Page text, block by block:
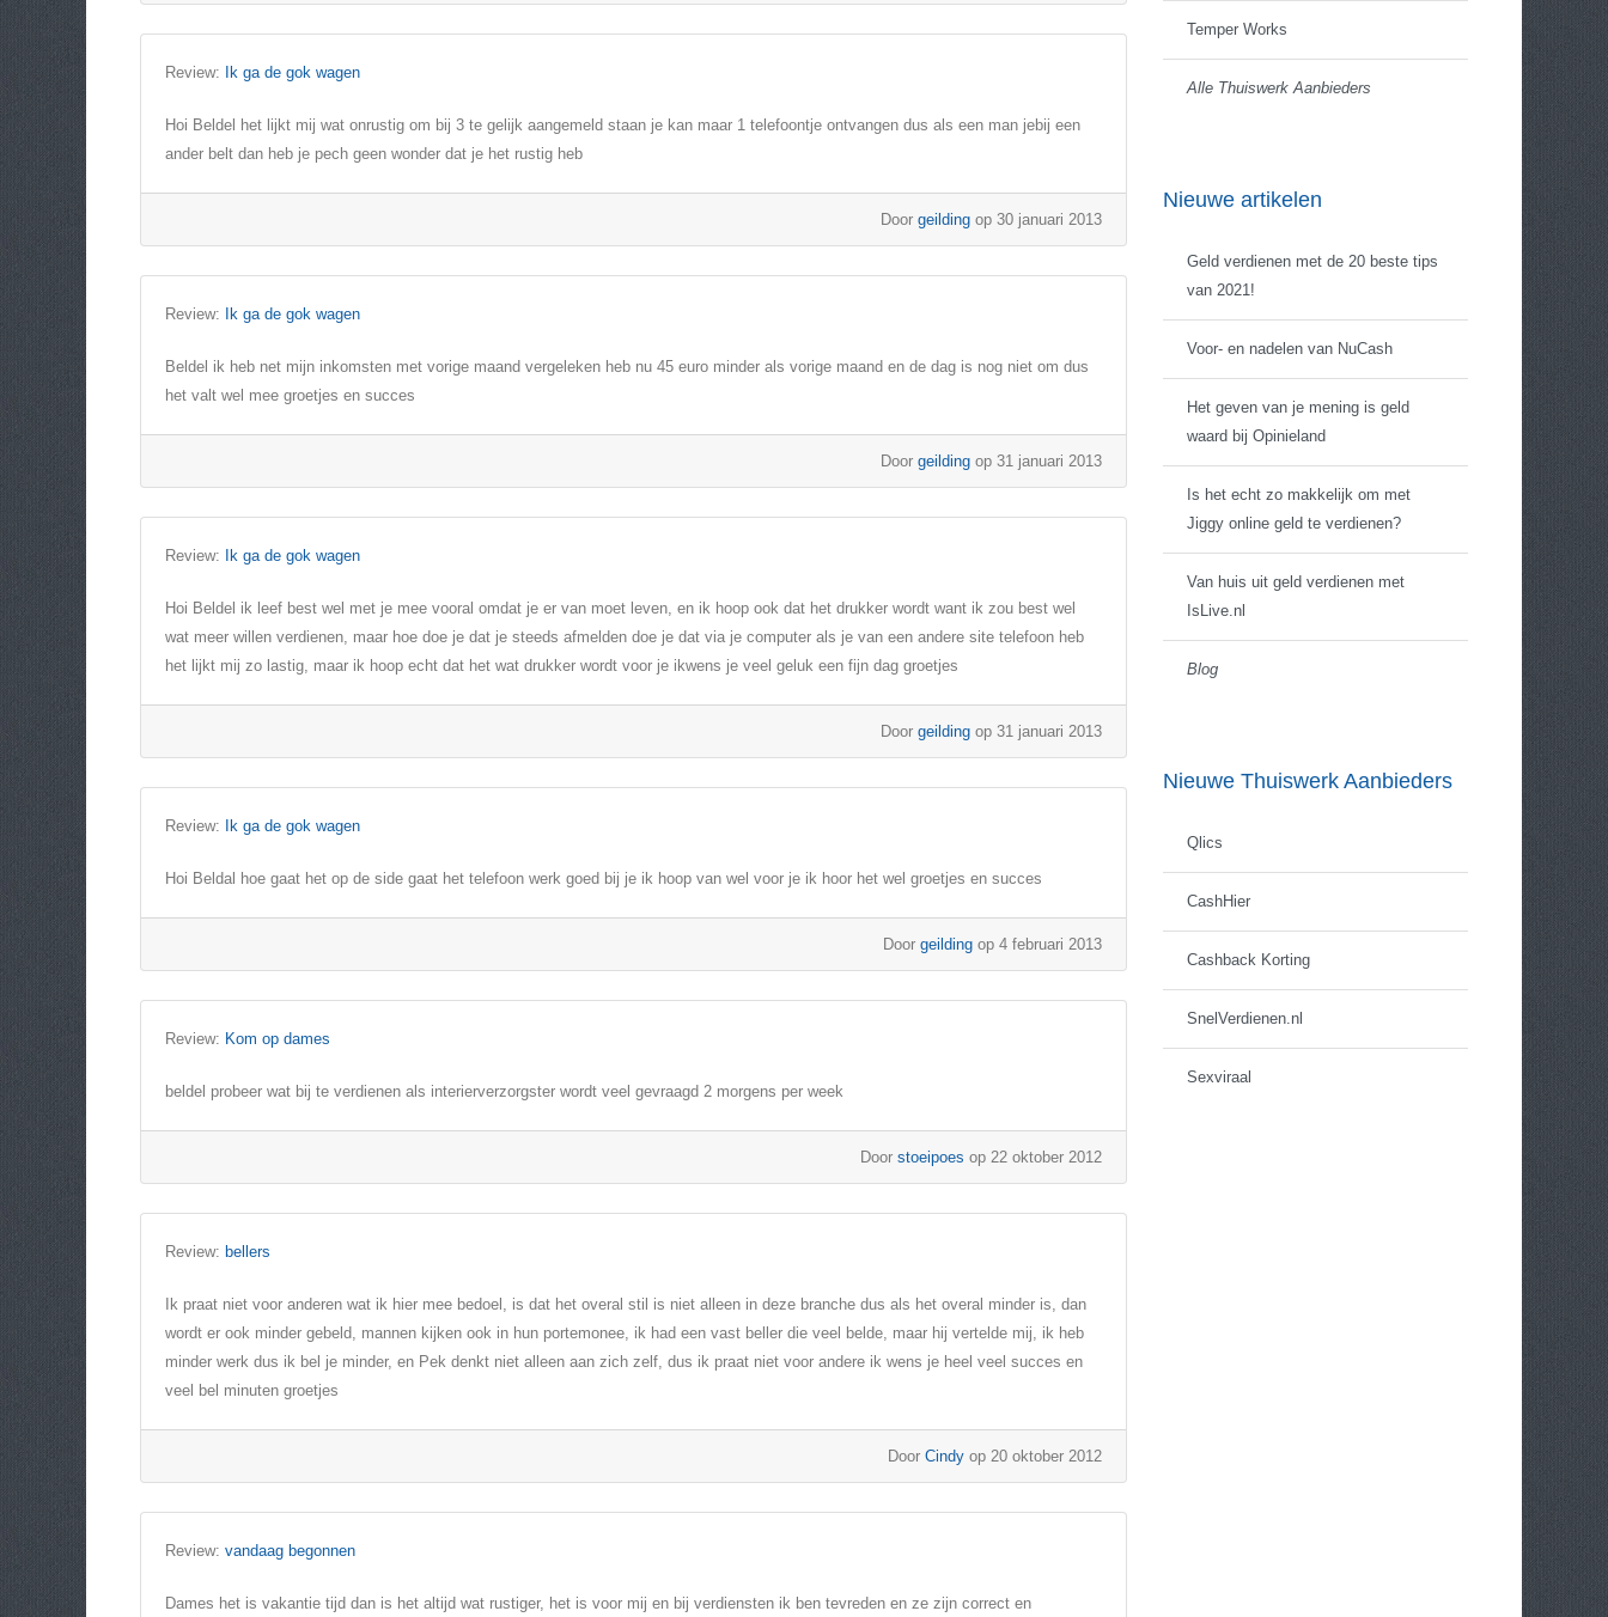
Temper Works
Alle Thuiswerk Aanbieders
Nieuwe artikelen
Geld verdienen met de 20 beste tips
van 2021!
Voor- en nadelen van NuCash
Het geven van je mening is geld
waard bij Opinieland
Is het echt zo makkelijk om met
Jiggy online geld te verdienen?
Van huis uit geld verdienen met
IsLive.nl
Blog
Nieuwe Thuiswerk Aanbieders
Qlics
CashHier
Cashback Korting
SnelVerdienen.nl
Sexviraal
Review: Ik ga de gok wagen
Hoi Beldel het lijkt mij wat onrustig om bij 3 te gelijk aangemeld staan je kan maar 1 telefoontje ontvangen dus als een man jebij een
ander belt dan heb je pech geen wonder dat je het rustig heb
Door geilding op 30 januari 2013
Review: Ik ga de gok wagen
Beldel ik heb net mijn inkomsten met vorige maand vergeleken heb nu 45 euro minder als vorige maand en de dag is nog niet om dus
het valt wel mee groetjes en succes
Door geilding op 31 januari 2013
Review: Ik ga de gok wagen
Hoi Beldel ik leef best wel met je mee vooral omdat je er van moet leven, en ik hoop ook dat het drukker wordt want ik zou best wel
wat meer willen verdienen, maar hoe doe je dat je steeds afmelden doe je dat via je computer als je van een andere site telefoon heb
het lijkt mij zo lastig, maar ik hoop echt dat het wat drukker wordt voor je ikwens je veel geluk een fijn dag groetjes
Door geilding op 31 januari 2013
Review: Ik ga de gok wagen
Hoi Beldal hoe gaat het op de side gaat het telefoon werk goed bij je ik hoop van wel voor je ik hoor het wel groetjes en succes
Door geilding op 4 februari 2013
Review: Kom op dames
beldel probeer wat bij te verdienen als interierverzorgster wordt veel gevraagd 2 morgens per week
Door stoeipoes op 22 oktober 2012
Review: bellers
Ik praat niet voor anderen wat ik hier mee bedoel, is dat het overal stil is niet alleen in deze branche dus als het overal minder is, dan
wordt er ook minder gebeld, mannen kijken ook in hun portemonee, ik had een vast beller die veel belde, maar hij vertelde mij, ik heb
minder werk dus ik bel je minder, en Pek denkt niet alleen aan zich zelf, dus ik praat niet voor andere ik wens je heel veel succes en
veel bel minuten groetjes
Door Cindy op 20 oktober 2012
Review: vandaag begonnen
Dames het is vakantie tijd dan is het altijd wat rustiger, het is voor mij en bij verdiensten ik ben tevreden en ze zijn correct en